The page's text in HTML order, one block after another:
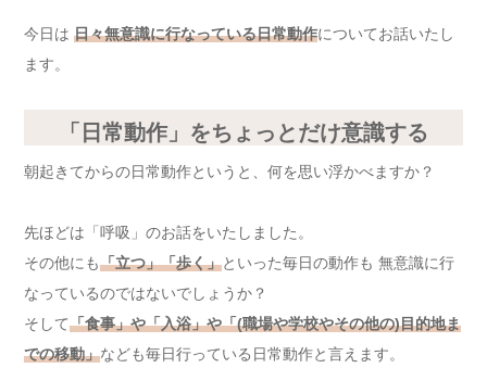
今日は 日々無意識に行なっている日常動作についてお話いたし
ます。
「日常動作」をちょっとだけ意識する
朝起きてからの日常動作というと、何を思い浮かべますか？
先ほどは「呼吸」のお話をいたしました。
その他にも「立つ」「歩く」といった毎日の動作も 無意識に行
なっているのではないでしょうか？
そして「食事」や「入浴」や「(職場や学校やその他の)目的地ま
での移動」なども毎日行っている日常動作と言えます。